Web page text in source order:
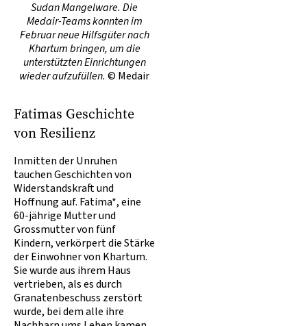
Sudan Mangelware. Die
Medair-Teams konnten im
Februar neue Hilfsgüter nach
Khartum bringen, um die
unterstützten Einrichtungen
wieder aufzufüllen. © Medair
Fatimas Geschichte
von Resilienz
Inmitten der Unruhen
tauchen Geschichten von
Widerstandskraft und
Hoffnung auf. Fatima*, eine
60-jährige Mutter und
Grossmutter von fünf
Kindern, verkörpert die Stärke
der Einwohner von Khartum.
Sie wurde aus ihrem Haus
vertrieben, als es durch
Granatenbeschuss zerstört
wurde, bei dem alle ihre